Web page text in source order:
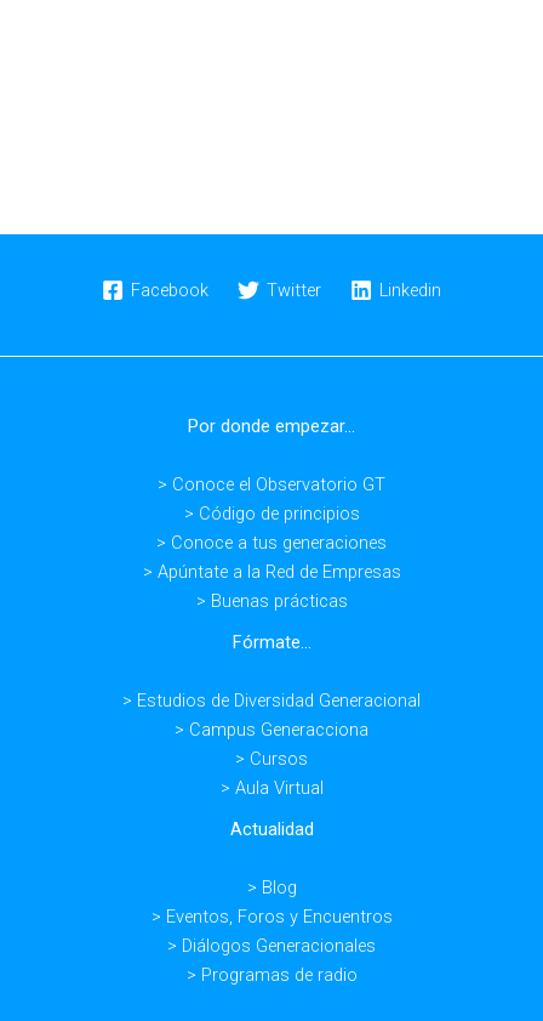
Facebook Twitter Linkedin
Por donde empezar...
> Conoce el Observatorio GT
> Código de principios
> Conoce a tus generaciones
> Apúntate a la Red de Empresas
> Buenas prácticas
Fórmate...
> Estudios de Diversidad Generacional
> Campus Generacciona
> Cursos
> Aula Virtual
Actualidad
> Blog
> Eventos, Foros y Encuentros
> Diálogos Generacionales
> Programas de radio